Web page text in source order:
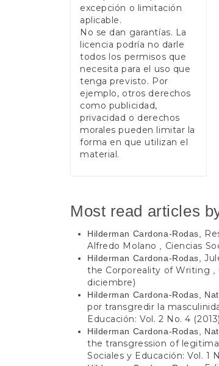
excepción o limitación
aplicable.
No se dan garantías. La
licencia podría no darle
todos los permisos que
necesita para el uso que
tenga previsto. Por
ejemplo, otros derechos
como publicidad,
privacidad o derechos
morales pueden limitar la
forma en que utilizan el
material.
Most read articles
Hilderman Cardona-Rodas,
Alfredo Molano
Ciencias
Hilderman Cardona-Rodas,
the Corporeality of Writing
diciembre)
Hilderman Cardona-Rodas,
por transgredir la
Educación: Vol. 2 No. 4
Hilderman Cardona-Rodas,
the transgression of
Sociales y Educación: Vol. 1